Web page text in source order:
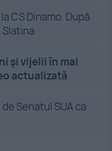
CS Dinamo. După
Slatina
și vijelii în mai
actualizată
Senatul SUA ca